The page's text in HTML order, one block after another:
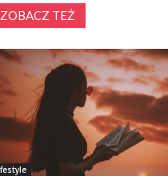
ZOBACZ TEŻ